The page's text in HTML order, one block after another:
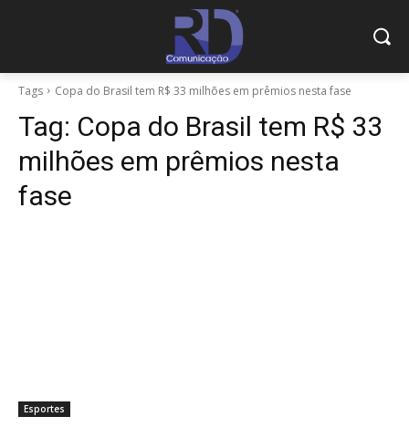
Tags Copa do Brasil tem R$ 33 milhões em prêmios nesta fase
Tag: Copa do Brasil tem R$ 33
milhões em prêmios nesta
fase
Esportes